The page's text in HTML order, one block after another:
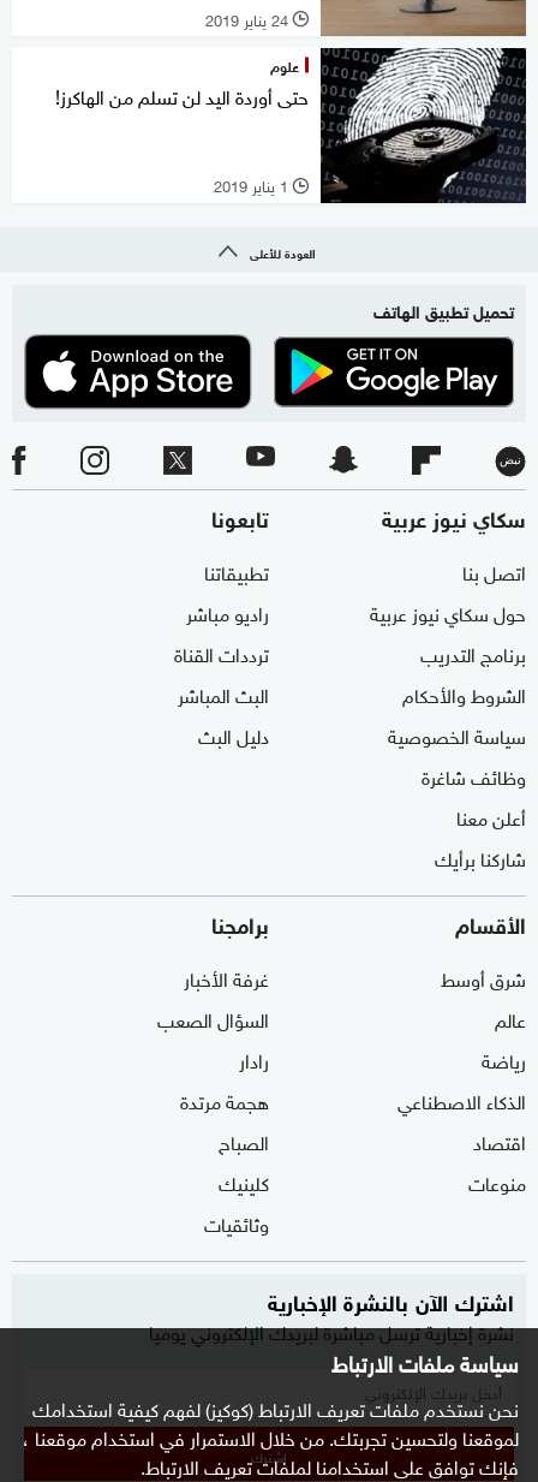
سياسة ملفات الارتباط
نحن نستخدم ملفات تعريف الارتباط (كوكيز) لفهم كيفية استخدامك
لموقعنا ولتحسين تجربتك. من خلال الاستمرار في استخدام موقعنا ،
فإنك توافق على استخدامنا لملفات تعريف الارتباط.
l 24 يناير 2019
علوم
حتى أوردة اليد لن تسلم من الهاكرز!
l 1 يناير 2019
العودة للأعلى
تحميل تطبيق الهاتف
سكاي نيوز عربية
اتصل بنا
حول سكاي نيوز عربية
برنامج التدريب
الشروط والأحكام
سياسة الخصوصية
وظائف شاغرة
أعلن معنا
شاركنا برأيك
تابعونا
تطبيقاتنا
راديو مباشر
ترددات القناة
البث المباشر
دليل البث
الأقسام
شرق أوسط
عالم
رياضة
الذكاء الاصطناعي
اقتصاد
منوعات
برامجنا
غرفة الأخبار
السؤال الصعب
رادار
هجمة مرتدة
الصباح
كلينيك
وثائقيات
اشترك الآن بالنشرة الإخبارية
نشرة إخبارية ترسل مباشرة لبريدك الإلكتروني يوميا
إشترك